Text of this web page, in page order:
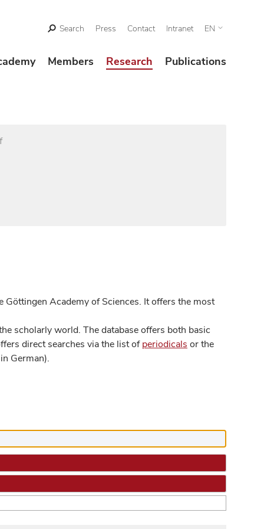
Search Press Contact Intranet EN
Members Research Publications
Academy of Sciences. It offers the most
scholarly world. The database offers both basic
direct searches via the list ofperiodicals or the
German).